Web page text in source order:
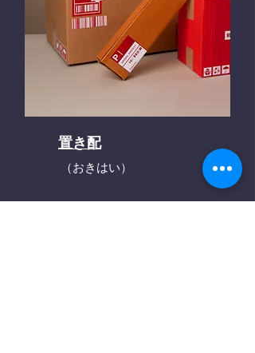
置き配
（おきはい）